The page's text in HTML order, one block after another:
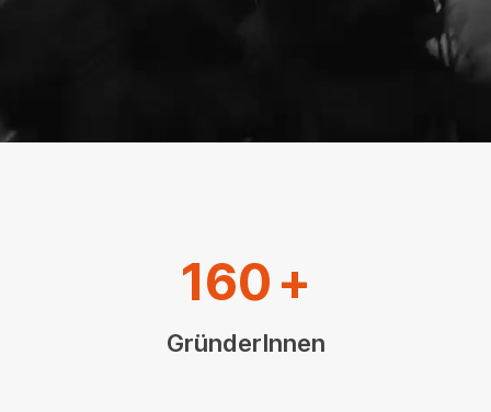
160+
GründerInnen